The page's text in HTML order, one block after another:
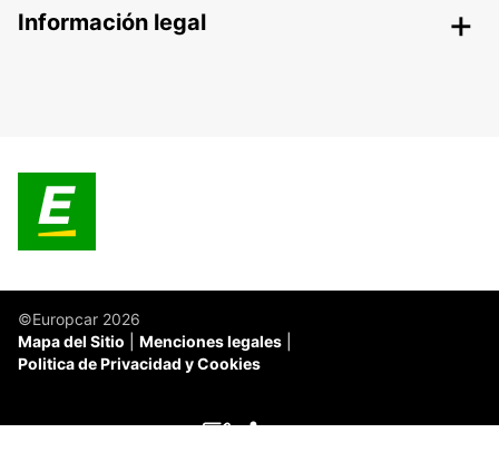
Información legal
©Europcar 2026
Mapa del Sitio
Menciones legales
Politica de Privacidad y Cookies